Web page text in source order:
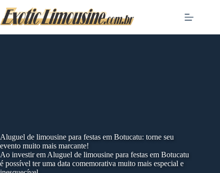
to
content
Aluguel de limousine para festas em Botucatu: torne seu
evento muito mais marcante!
Ao investir em Aluguel de limousine para festas em Botucatu
é possível ter uma data comemorativa muito mais especial e